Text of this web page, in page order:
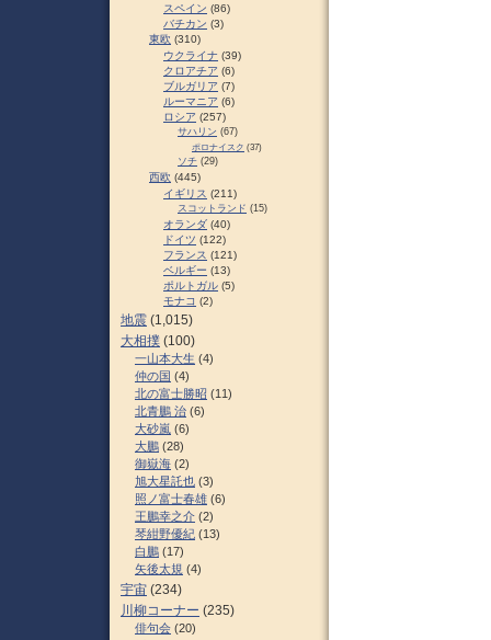
スペイン (86)
バチカン (3)
東欧 (310)
ウクライナ (39)
クロアチア (6)
ブルガリア (7)
ルーマニア (6)
ロシア (257)
サハリン (67)
ポロナイスク (37)
ソチ (29)
西欧 (445)
イギリス (211)
スコットランド (15)
オランダ (40)
ドイツ (122)
フランス (121)
ベルギー (13)
ポルトガル (5)
モナコ (2)
地震 (1,015)
大相撲 (100)
一山本大生 (4)
仲の国 (4)
北の富士勝昭 (11)
北青鵬 治 (6)
大砂嵐 (6)
大鵬 (28)
御嶽海 (2)
旭大星託也 (3)
照ノ富士春雄 (6)
王鵬幸之介 (2)
琴紺野優紀 (13)
白鵬 (17)
矢後太規 (4)
宇宙 (234)
川柳コーナー (235)
俳句会 (20)